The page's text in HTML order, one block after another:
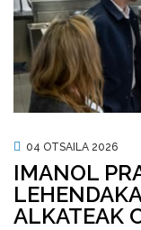
04 OTSAILA 2026
IMANOL
ALKATEAK